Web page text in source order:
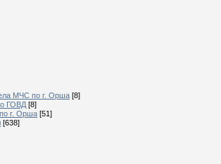
МЧС по г. Орша [8]
ГОВД [8]
г. Орша [51]
[638]